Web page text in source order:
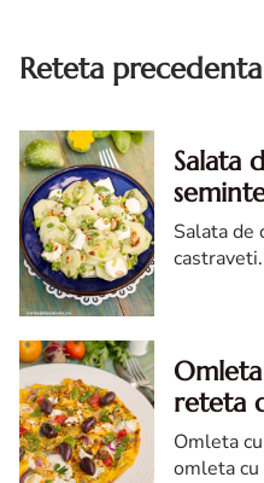
Reteta
Salata
Salata de
reteta
Omleta
omleta cu